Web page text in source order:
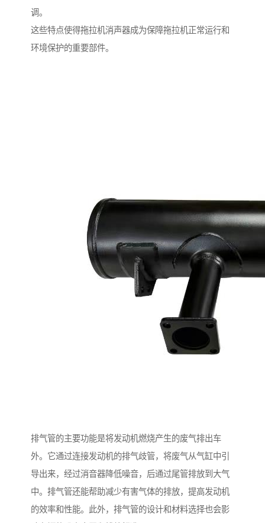
调。
这些特点使得拖拉机消声器成为保障拖拉机正常运行和
环境保护的重要部件。
排气管的主要功能是将发动机燃烧产生的废气排出车
外。它通过连接发动机的排气歧管，将废气从气缸中引
导出来，经过消音器降低噪音，后通过尾管排放到大气
中。排气管还能帮助减少有害气体的排放，提高发动机
的效率和性能。此外，排气管的设计和材料选择也会影